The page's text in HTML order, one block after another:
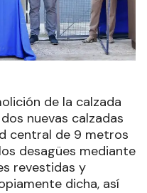
de la calzada
nuevas calzadas
central de 9 metros
desagües mediante
revestidas y
dicha, así